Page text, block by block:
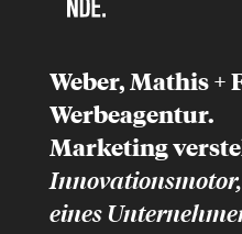
Weber, Mathis +
Werbeagentur.
Marketing
eines